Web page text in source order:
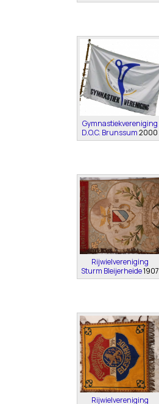
Gymnastiekvereniging
D.O.C. Brunssum2000
Rijwielvereniging
Sturm Bleijerheide1907
Rijwielvereniging